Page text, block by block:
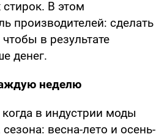
стирок. В этом
производителей: сделать
в результате
денег.
неделю
в индустрии моды
весна-лето и осень-